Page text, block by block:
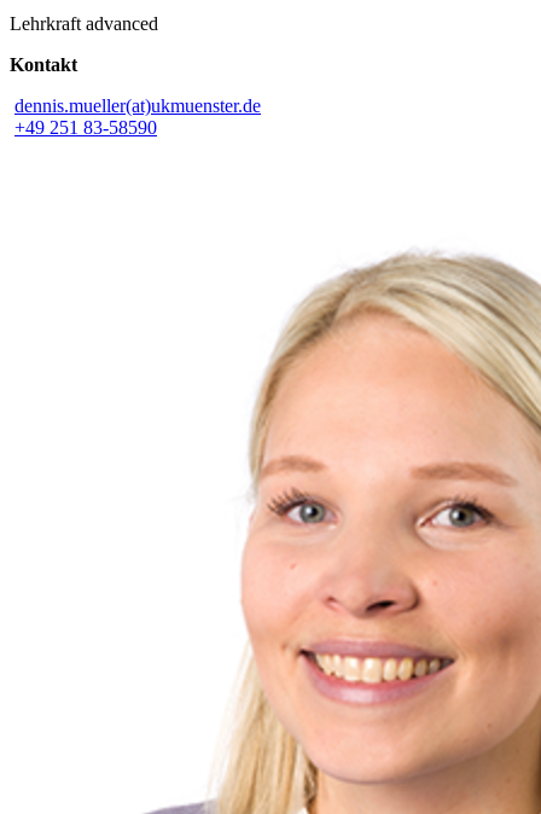
Lehrkraft advanced
Kontakt
dennis.mueller(at)ukmuenster.de
+49 251 83-58590